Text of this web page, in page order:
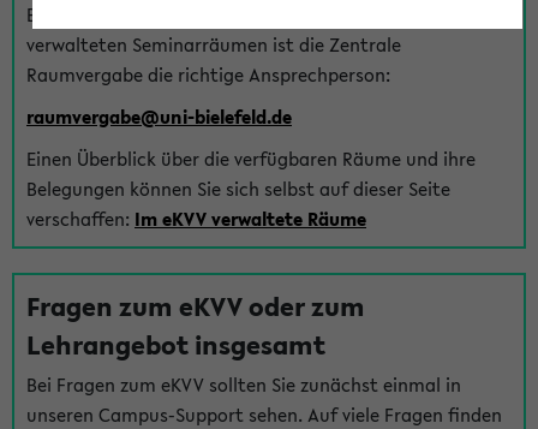
Bei Fragen zur Vergabe von Hörsälen und vom eKVV
verwalteten Seminarräumen ist die Zentrale
Raumvergabe die richtige Ansprechperson:
raumvergabe@uni-bielefeld.de
Einen Überblick über die verfügbaren Räume und ihre
Belegungen können Sie sich selbst auf dieser Seite
verschaffen: Im eKVV verwaltete Räume
Fragen zum eKVV oder zum
Lehrangebot insgesamt
Bei Fragen zum eKVV sollten Sie zunächst einmal in
unseren Campus-Support sehen. Auf viele Fragen finden